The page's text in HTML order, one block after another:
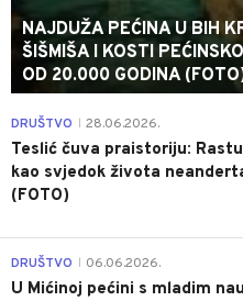
NAJDUŽA PEĆINA U BIH
ŠIŠMIŠA I KOSTI
OD 20.000 GODINA
DRUŠTVO 28.06.2026.
Teslić čuva praistoriju:
kao svjedok života
(FOTO)
DRUŠTVO 06.06.2026.
U Mićinoj pećini s mladim